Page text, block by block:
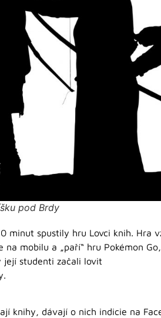
pod Brdy
minut spustily hru Lovci knih. Hra
mobilu a „paří“ hru Pokémon
její studenti začali lovit
knihy, dávají o nich indicie na